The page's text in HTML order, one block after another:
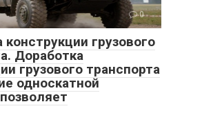
0
конструкции грузового
Доработка
грузового транспорта
односкатной